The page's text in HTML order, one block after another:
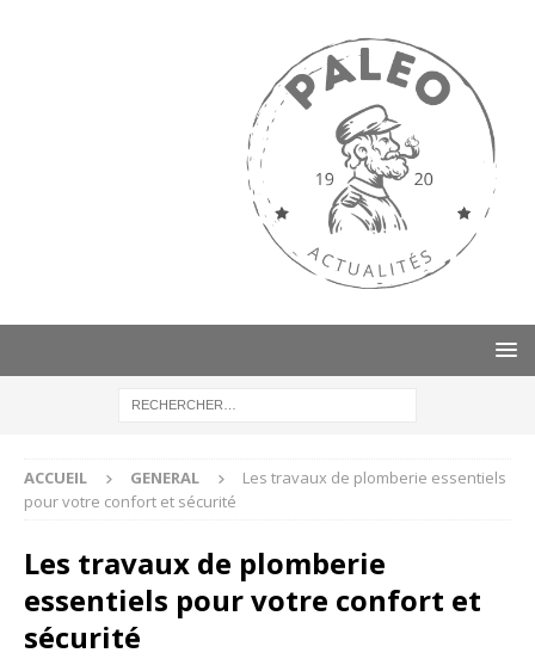
ACCUEIL GENERAL
Les travaux de plomberie essentiels
pour votre confort et sécurité
Les travaux de plomberie
essentiels pour votre confort et
sécurité